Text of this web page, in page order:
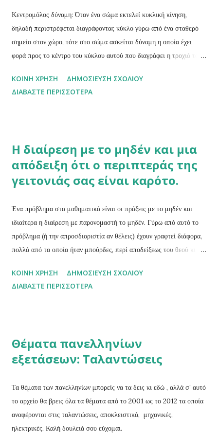
της ορμής θα υπολογίζεις τη σχέση:...
Κεντρομόλος δύναμη: Όταν ένα σώμα εκτελεί κυκλική κίνηση,
δηλαδή περιστρέφεται διαγράφοντας κύκλο γύρω από ένα σταθερό
σημείο στον χώρο, τότε στο σώμα ασκείται δύναμη η οποία έχει
φορά προς το κέντρο του κύκλου αυτού που διαγράφει η τροχιά του.
είναι η συνιστώσα της συνολικής δύναμης που ασκείται στο σώμα
κατά τη διεύθυνση που ορίζει κάθε στιγμή η θέση του με το κέντρο
φαινόμενη (ψευδής) δύναμη που «αισθάνεται» ένα σώμα το οποίο
εκτελεί κυκλική κίνηση, η οποία μοιάζει να το σπρώχνει (ή να το
τραβά) να φύγει από την κυκλική του τροχιά, προς τα έξω. Κάθε
διατηρήσει την ταχύτητα προς την κατεύθυνση που έχει κάθε στιγμή.
Η εξανάγκαση ενός σώματος να κινείται κυκλικά και όχι ευθύγρ...
ΚΟΙΝΉ ΧΡΉΣΗ
ΔΗΜΟΣΊΕΥΣΗ ΣΧΟΛΊΟΥ
ΔΙΑΒΆΣΤΕ ΠΕΡΙΣΣΌΤΕΡΑ
Η διαίρεση με το μηδέν και μια
απόδειξη ότι ο περιπτεράς της
γειτονιάς σας είναι καρότο.
Ένα πρόβλημα στα μαθηματικά είναι οι πράξεις με το μηδέν και
ιδιαίτερα η διαίρεση με παρονομαστή το μηδέν. Γύρω από αυτό το
πρόβλημα (ή την απροσδιοριστία αν θέλεις) έχουν γραφτεί διάφορα,
πολλά από τα οποία ήταν μπούρδες, περί αποδείξεως του θεού κι
Μαθη...μαγικα σου εξηγεί το εξής: πως μπορείς να αποδείξεις το
οτιδήποτε κάνοντας μια λάθος μαθηματική υπόθεση. Για δες: «Τι
Βραχμαγκούπτα παρότι ήταν ο πρώτος που ασχολήθηκε μαζί του
ενδελεχώς, ομολογουμένως δεν κατάφερε να χειριστεί την διαίρεση.
επίσης Ινδός μαθηματικός Μπασκάρα γνώριζε ότι όσο μικρότερος
είναι ο διαιρέτης σε μια διαίρεση τόσο μεγαλύτερο είναι το πη...
ΚΟΙΝΉ ΧΡΉΣΗ
ΔΗΜΟΣΊΕΥΣΗ ΣΧΟΛΊΟΥ
ΔΙΑΒΆΣΤΕ ΠΕΡΙΣΣΌΤΕΡΑ
Θέματα πανελληνίων
εξετάσεων: Ταλαντώσεις
Τα θέματα των πανελληνίων μπορείς να τα δεις κι εδώ , αλλά σ’ αυτό
το αρχείο θα βρεις όλα τα θέματα από το 2001 ως το 2012 τα οποία
αναφέρονται στις ταλαντώσεις, αποκλειστικά, μηχανικές,
ηλεκτρικές. Καλή δουλειά σου εύχομαι.